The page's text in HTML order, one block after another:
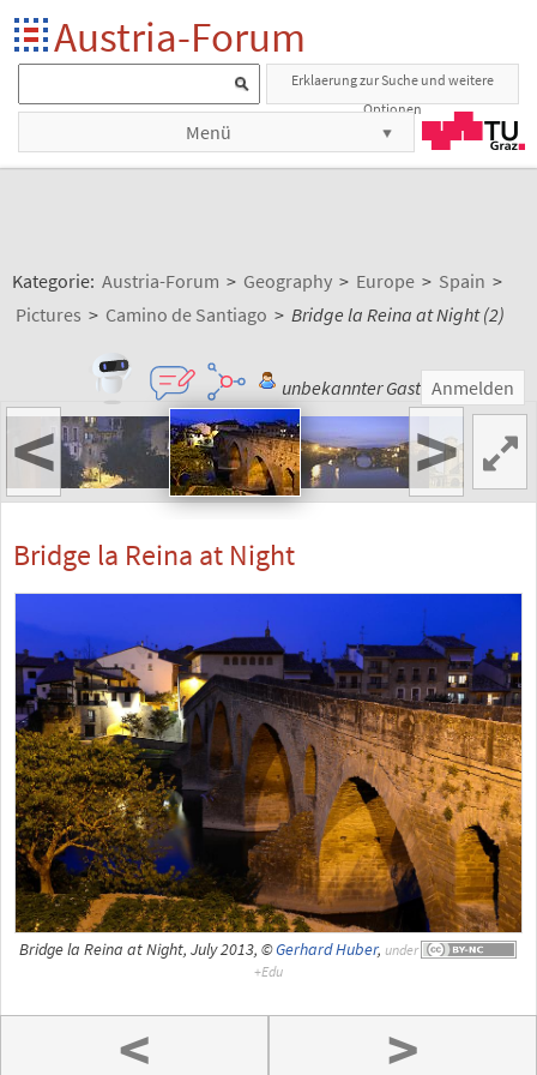
Austria-Forum
Erklaerung zur Suche und weitere
Optionen
Menü
Kategorie: Austria-Forum > Geography > Europe > Spain >
Pictures > Camino de Santiago > Bridge la Reina at Night (2)
unbekannter Gast Anmelden
< >
Bridge la Reina at Night
Bridge la Reina at Night, July 2013, ©Gerhard Huber, under
< >